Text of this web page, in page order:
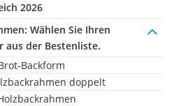
2026
Wählen Sie Ihren
aus der Bestenliste.
Backform
doppelt